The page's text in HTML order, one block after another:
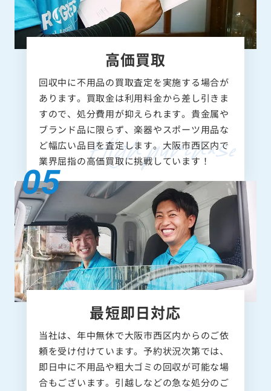
高価買取
回収中に不用品の買取査定を実施する場合が
あります。買取金は利用料金から差し引きま
すので、処分費用が抑えられます。貴金属や
ブランド品に限らず、楽器やスポーツ用品な
ど幅広い品目を査定します。大阪市西区内で
業界屈指の高価買取に挑戦しています！
最短即日対応
当社は、年中無休で大阪市西区内からのご依
頼を受け付けています。予約状況次第では、
即日中に不用品や粗大ゴミの回収が可能な場
合もございます。引越しなどの急な処分のご